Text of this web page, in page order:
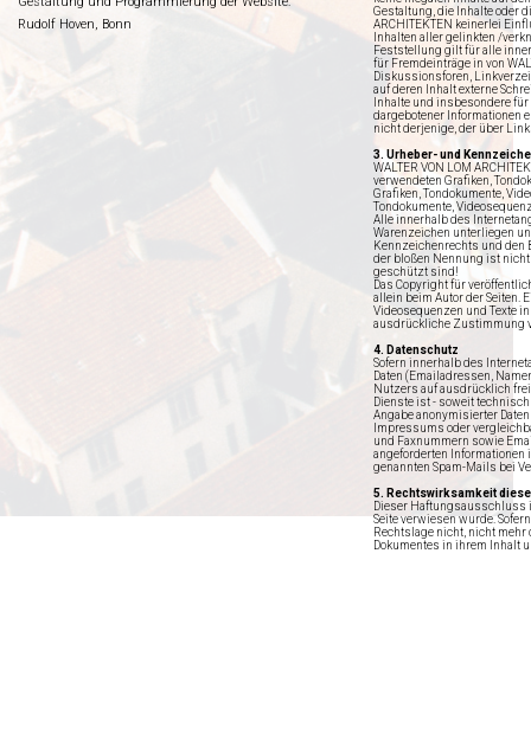
Rudolf Hoven, Bonn
Gestaltung, die Inhalte oder
ARCHITEKTEN keinerlei
Inhalten aller gelinkten /
Feststellung gilt für alle
für Fremdeinträge in von
Diskussionsforen,
auf deren Inhalt externe
Inhalte und insbesondere
dargebotener Informationen
nicht derjenige, der über
3. Urheber- und
WALTER VON LOM
verwendeten Grafiken,
Grafiken, Tondokumente,
Tondokumente,
Alle innerhalb des
Warenzeichen unterliegen
Kennzeichenrechts und den
der bloßen Nennung ist
geschützt sind!
Das Copyright für
allein beim Autor der Seiten.
Videosequenzen und Texte
ausdrückliche Zustimmung
4. Datenschutz
Sofern innerhalb des
Daten (Emailadressen,
Nutzers auf ausdrücklich
Dienste ist - soweit
Angabe anonymisierter
Impressums oder
und Faxnummern sowie
angeforderten Informationen
genannten Spam-Mails bei
5. Rechtswirksamkeit
Dieser Haftungsausschluss
Seite verwiesen wurde.
Rechtslage nicht, nicht
Dokumentes in ihrem Inhalt